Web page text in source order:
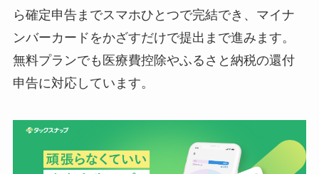
ら確定申告までスマホひとつで完結でき、マイナ
ンバーカードをかざすだけで提出まで進みます。
無料プランでも医療費控除やふるさと納税の還付
申告に対応しています。